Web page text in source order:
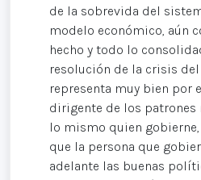
de la sobrevida del
modelo económico, aún
hecho y todo lo
resolución de la crisis
representa muy bien por
dirigente de los patrones
lo mismo quien
que la persona que
adelante las buenas